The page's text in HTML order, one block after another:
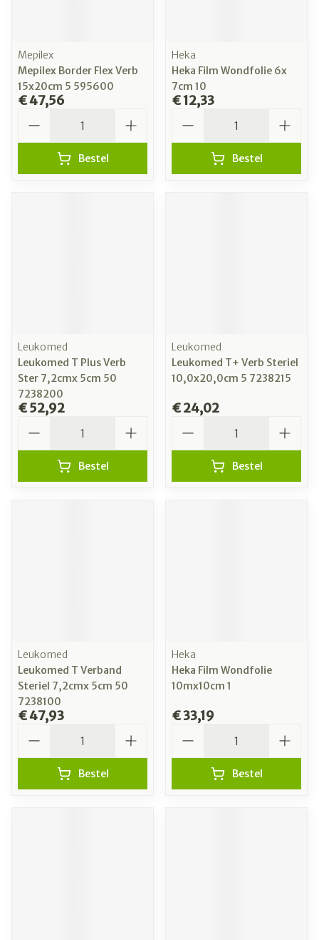
Mepilex
Mepilex Border Flex Verb
15x20cm 5 595600
€ 47,56
Bestel
Heka
Heka Film Wondfolie 6x
7cm 10
€ 12,33
Bestel
Leukomed
Leukomed T Plus Verb
Ster 7,2cmx 5cm 50
7238200
€ 52,92
Bestel
Leukomed
Leukomed T+ Verb Steriel
10,0x20,0cm 5 7238215
€ 24,02
Bestel
Leukomed
Leukomed T Verband
Steriel 7,2cmx 5cm 50
7238100
€ 47,93
Bestel
Heka
Heka Film Wondfolie
10mx10cm 1
€ 33,19
Bestel